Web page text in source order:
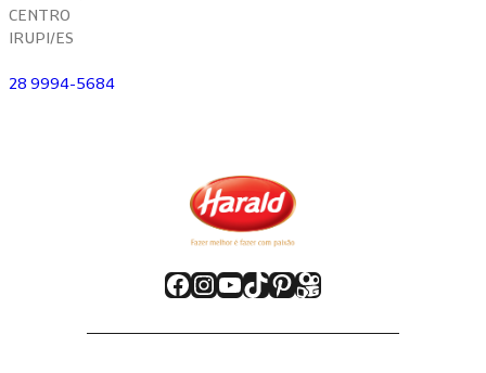
CENTRO
IRUPI/ES
28 9994-5684
Facebook
Instagram
Youtube
TikTok
Pinterest
Kwai